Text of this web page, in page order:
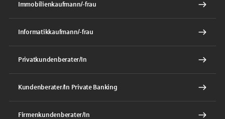
Immobilienkaufmann/-frau
Informatikkaufmann/-frau
Privatkundenberater/In
Kundenberater/In Private Banking
Firmenkundenberater/In